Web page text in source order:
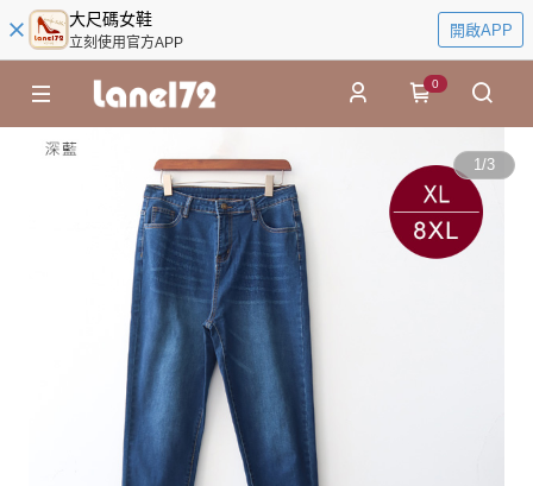
大尺碼女鞋
立刻使用官方APP
開啟APP
0
1/3